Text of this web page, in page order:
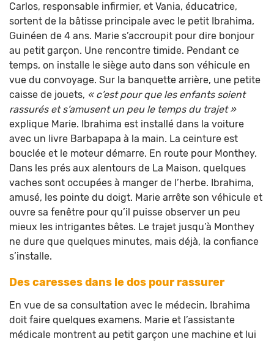
Carlos, responsable infirmier, et Vania, éducatrice,
sortent de la bâtisse principale avec le petit Ibrahima,
Guinéen de 4 ans. Marie s’accroupit pour dire bonjour
au petit garçon. Une rencontre timide. Pendant ce
temps, on installe le siège auto dans son véhicule en
vue du convoyage. Sur la banquette arrière, une petite
caisse de jouets, « c’est pour que les enfants soient
rassurés et s’amusent un peu le temps du trajet »
explique Marie. Ibrahima est installé dans la voiture
avec un livre Barbapapa à la main. La ceinture est
bouclée et le moteur démarre. En route pour Monthey.
Dans les prés aux alentours de La Maison, quelques
vaches sont occupées à manger de l’herbe. Ibrahima,
amusé, les pointe du doigt. Marie arrête son véhicule et
ouvre sa fenêtre pour qu’il puisse observer un peu
mieux les intrigantes bêtes. Le trajet jusqu’à Monthey
ne dure que quelques minutes, mais déjà, la confiance
s’installe.
Des caresses dans le dos pour rassurer
En vue de sa consultation avec le médecin, Ibrahima
doit faire quelques examens. Marie et l’assistante
médicale montrent au petit garçon une machine et lui